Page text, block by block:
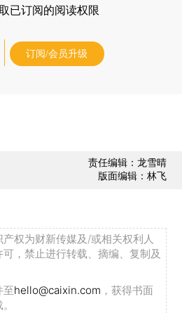
已订阅的阅读权限
订阅/会员升级
责任编辑：龙雪晴
版面编辑：林飞
权为财新传媒及/或相关权利人
，禁止进行转载、摘编、复制及
至hello@caixin.com ，获得书面